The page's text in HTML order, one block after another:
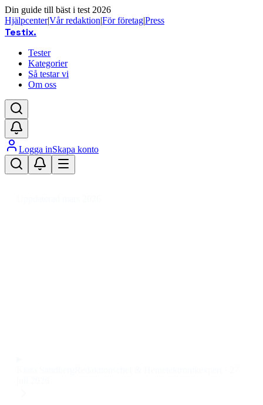
Din guide till bäst i test 2026
Hjälpcenter|Vår redaktion|För företag|Press
Testix.
Tester
Kategorier
Så testar vi
Om oss
Logga inSkapa konto